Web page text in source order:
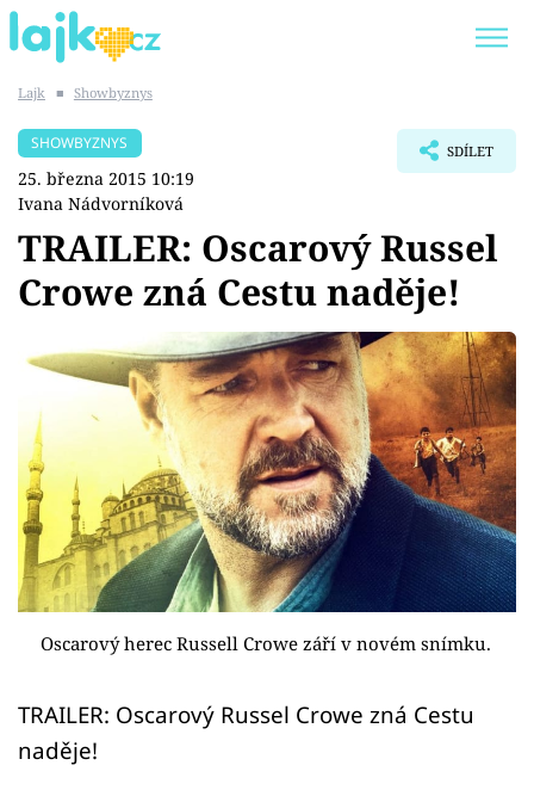
SHOPAHOLICADEL
Témata
Showbyznys
Youtubeři
Virály
Sex a vztahy
Videa
Sledujte prima+
Přihlášení
Lajk ■ Showbyznys
SHOWBYZNYS
25. března 2015 10:19
Ivana Nádvorníková
SDÍLET
TRAILER: Oscarový Russel
Crowe zná Cestu naděje!
Oscarový herec Russell Crowe září v novém snímku.
TRAILER: Oscarový Russel Crowe zná Cestu
naděje!